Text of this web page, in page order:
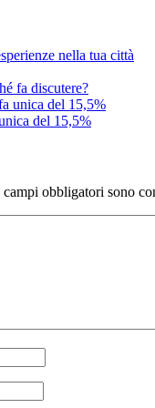
nella tua città
fa discutere?
del 15,5%
campi obbligatori sono